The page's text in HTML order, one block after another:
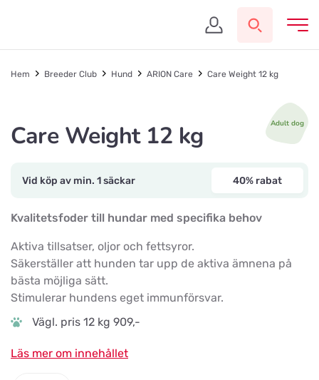
Hem Breeder Club Hund ARION Care Care Weight 12 kg
Adult dog
Care Weight 12 kg
Vid köp av min. 1 säckar 40% rabat
Kvalitetsfoder till hundar med specifika behov
Aktiva tillsatser, oljor och fettsyror.
Säkerställer att hunden tar upp de aktiva ämnena på
bästa möjliga sätt.
Stimulerar hundens eget immunförsvar.
Vägl. pris 12 kg 909,-
Läs mer om innehållet